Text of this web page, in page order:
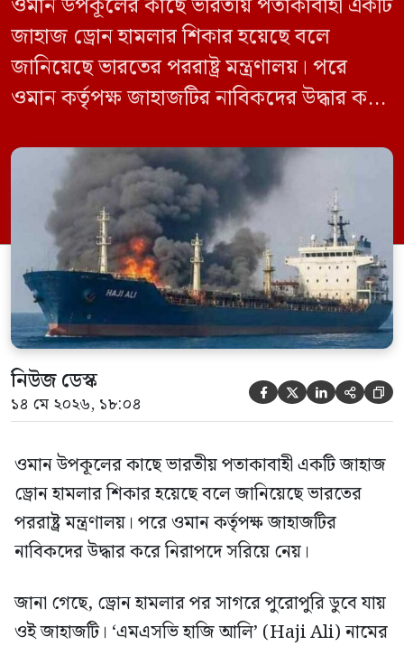
জাহাজ ড্রোন হামলার শিকার হয়েছে বলে
জানিয়েছে ভারতের পররাষ্ট্র মন্ত্রণালয়। পরে
ওমান কর্তৃপক্ষ জাহাজটির নাবিকদের উদ্ধার করে
পর সাগরে পুরোপুরি ডুবে যায় ওই জাহাজটি।
‘এমএসভি হাজি আলি’ (Haji Ali) নামের
কার্গো শিপের উপর এই হামলার ঘটনায় তীব্র
উদ্বেগ প্রকাশ করেছে নয়াদিল্লি। প্রাথমিক […]
নিউজ ডেস্ক
১৪ মে ২০২৬, ১৮:০৪     
ওমান উপকূলের কাছে ভারতীয় পতাকাবাহী একটি জাহাজ
ড্রোন হামলার শিকার হয়েছে বলে জানিয়েছে ভারতের
পররাষ্ট্র মন্ত্রণালয়। পরে ওমান কর্তৃপক্ষ জাহাজটির
নাবিকদের উদ্ধার করে নিরাপদে সরিয়ে নেয়।
জানা গেছে, ড্রোন হামলার পর সাগরে পুরোপুরি ডুবে যায়
ওই জাহাজটি। ‘এমএসভি হাজি আলি’ (Haji Ali) নামের